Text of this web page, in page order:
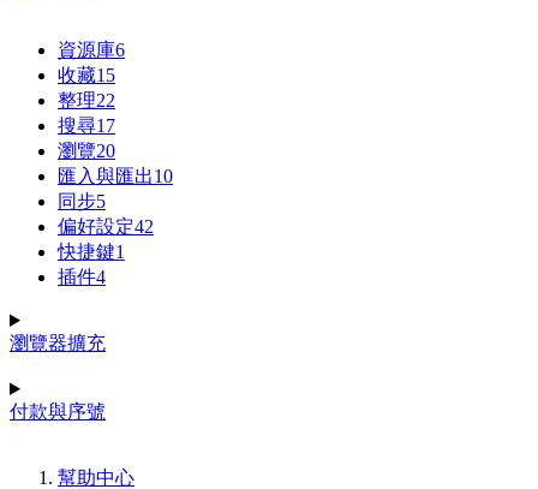
資源庫6
收藏15
整理22
搜尋17
瀏覽20
匯入與匯出10
同步5
偏好設定42
快捷鍵1
插件4
瀏覽器擴充
付款與序號
幫助中心